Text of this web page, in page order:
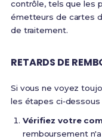
contrôle, tels que les
émetteurs de cartes
de traitement.
RETARDS DE
Si vous ne voyez
les étapes ci‑dessous
Vérifiez votre
remboursement